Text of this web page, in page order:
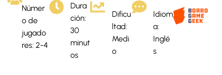
Númer
o de
jugado
res: 2-4
Dura
ción:
30
minut
os
Dificu
ltad:
Medi
o
Idiom
a:
Inglé
s